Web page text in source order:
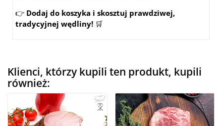
👉 Dodaj do koszyka i skosztuj prawdziwej,
tradycyjnej wędliny! 🛒
Klienci, którzy kupili ten produkt, kupili
również: